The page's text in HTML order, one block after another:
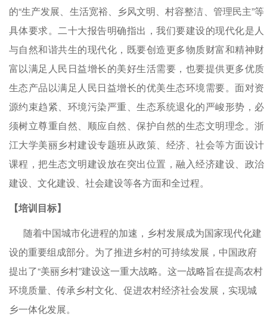
的“生产发展、生活宽裕、乡风文明、村容整洁、管理民主”等
具体要求。二十大报告明确指出，我们要建设的现代化是人
与自然和谐共生的现代化，既要创造更多物质财富和精神财
富以满足人民日益增长的美好生活需要，也要提供更多优质
生态产品以满足人民日益增长的优美生态环境需要。面对资
源约束趋紧、环境污染严重、生态系统退化的严峻形势，必
须树立尊重自然、顺应自然、保护自然的生态文明理念。浙
江大学美丽乡村建设专题班从政策、经济、社会等方面设计
课程，把生态文明建设放在突出位置，融入经济建设、政治
建设、文化建设、社会建设等各方面和全过程。
【培训目标】
随着中国城市化进程的加速，乡村发展成为国家现代化建
设的重要组成部分。为了推进乡村的可持续发展，中国政府
提出了“美丽乡村”建设这一重大战略。这一战略旨在提高农村
环境质量、传承乡村文化、促进农村经济社会发展，实现城
乡一体化发展。